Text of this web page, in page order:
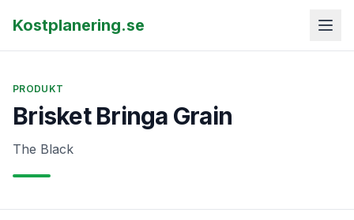
Kostplanering.se
PRODUKT
Brisket Bringa Grain
The Black